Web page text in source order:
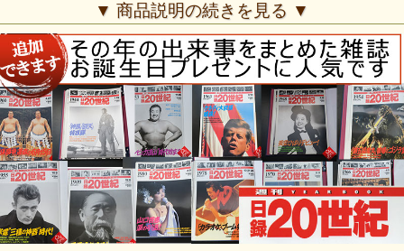
▼ 商品説明の続きを見る ▼